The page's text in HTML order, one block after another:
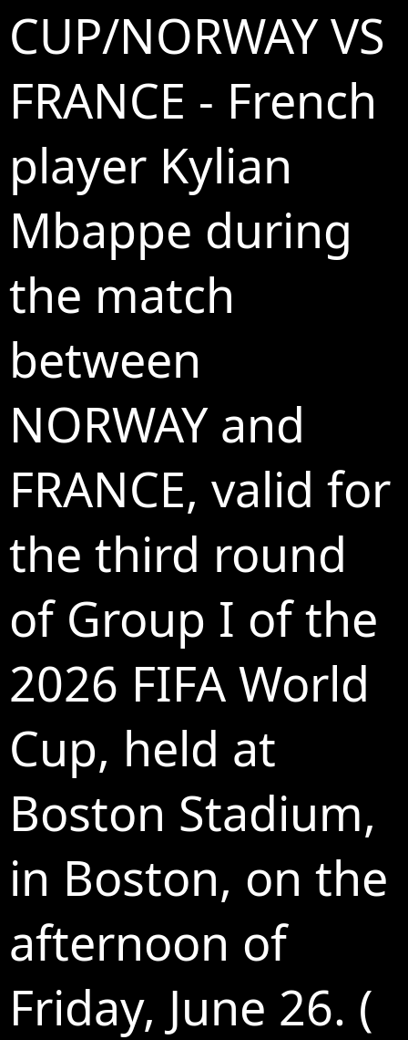
CUP/NORWAY VS
FRANCE - French
player Kylian
Mbappe during
the match
between
NORWAY and
FRANCE, valid for
the third round
of Group I of the
2026 FIFA World
Cup, held at
Boston Stadium,
in Boston, on the
afternoon of
Friday, June 26. (